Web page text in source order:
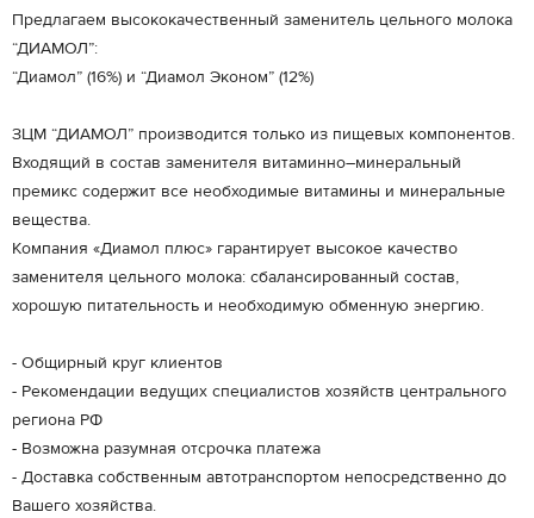
Предлагаем высококачественный заменитель цельного молока
“ДИАМОЛ”:
“Диамол” (16%) и “Диамол Эконом” (12%)
ЗЦМ “ДИАМОЛ” производится только из пищевых компонентов.
Входящий в состав заменителя витаминно–минеральный
премикс содержит все необходимые витамины и минеральные
вещества.
Компания «Диамол плюс» гарантирует высокое качество
заменителя цельного молока: сбалансированный состав,
хорошую питательность и необходимую обменную энергию.
- Общирный круг клиентов
- Рекомендации ведущих специалистов хозяйств центрального
региона РФ
- Возможна разумная отсрочка платежа
- Доставка собственным автотранспортом непосредственно до
Вашего хозяйства.